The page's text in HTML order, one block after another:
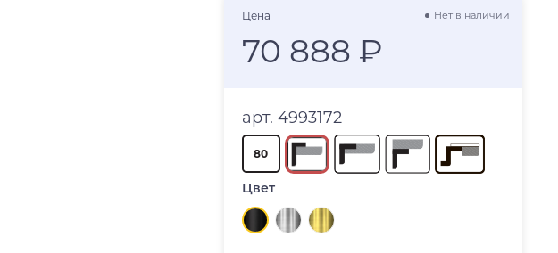
Цена Нет в наличии
70 888 ₽
арт. 4993172
80
Цвет